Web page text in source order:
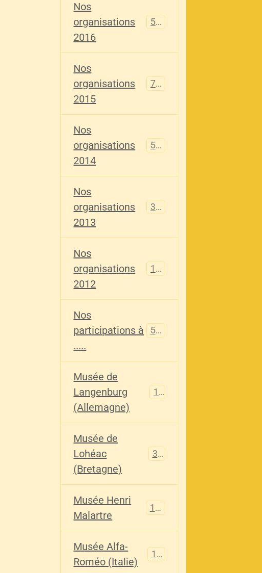
Nos
organisations
2016
520
Nos
organisations
2015
776
Nos
organisations
2014
516
Nos
organisations
2013
344
Nos
organisations
2012
155
Nos
participations à
.....
563
Musée de
Langenburg
(Allemagne)
113
Musée de
Lohéac
(Bretagne)
321
Musée Henri
Malartre
136
Musée Alfa-
Roméo (Italie)
107